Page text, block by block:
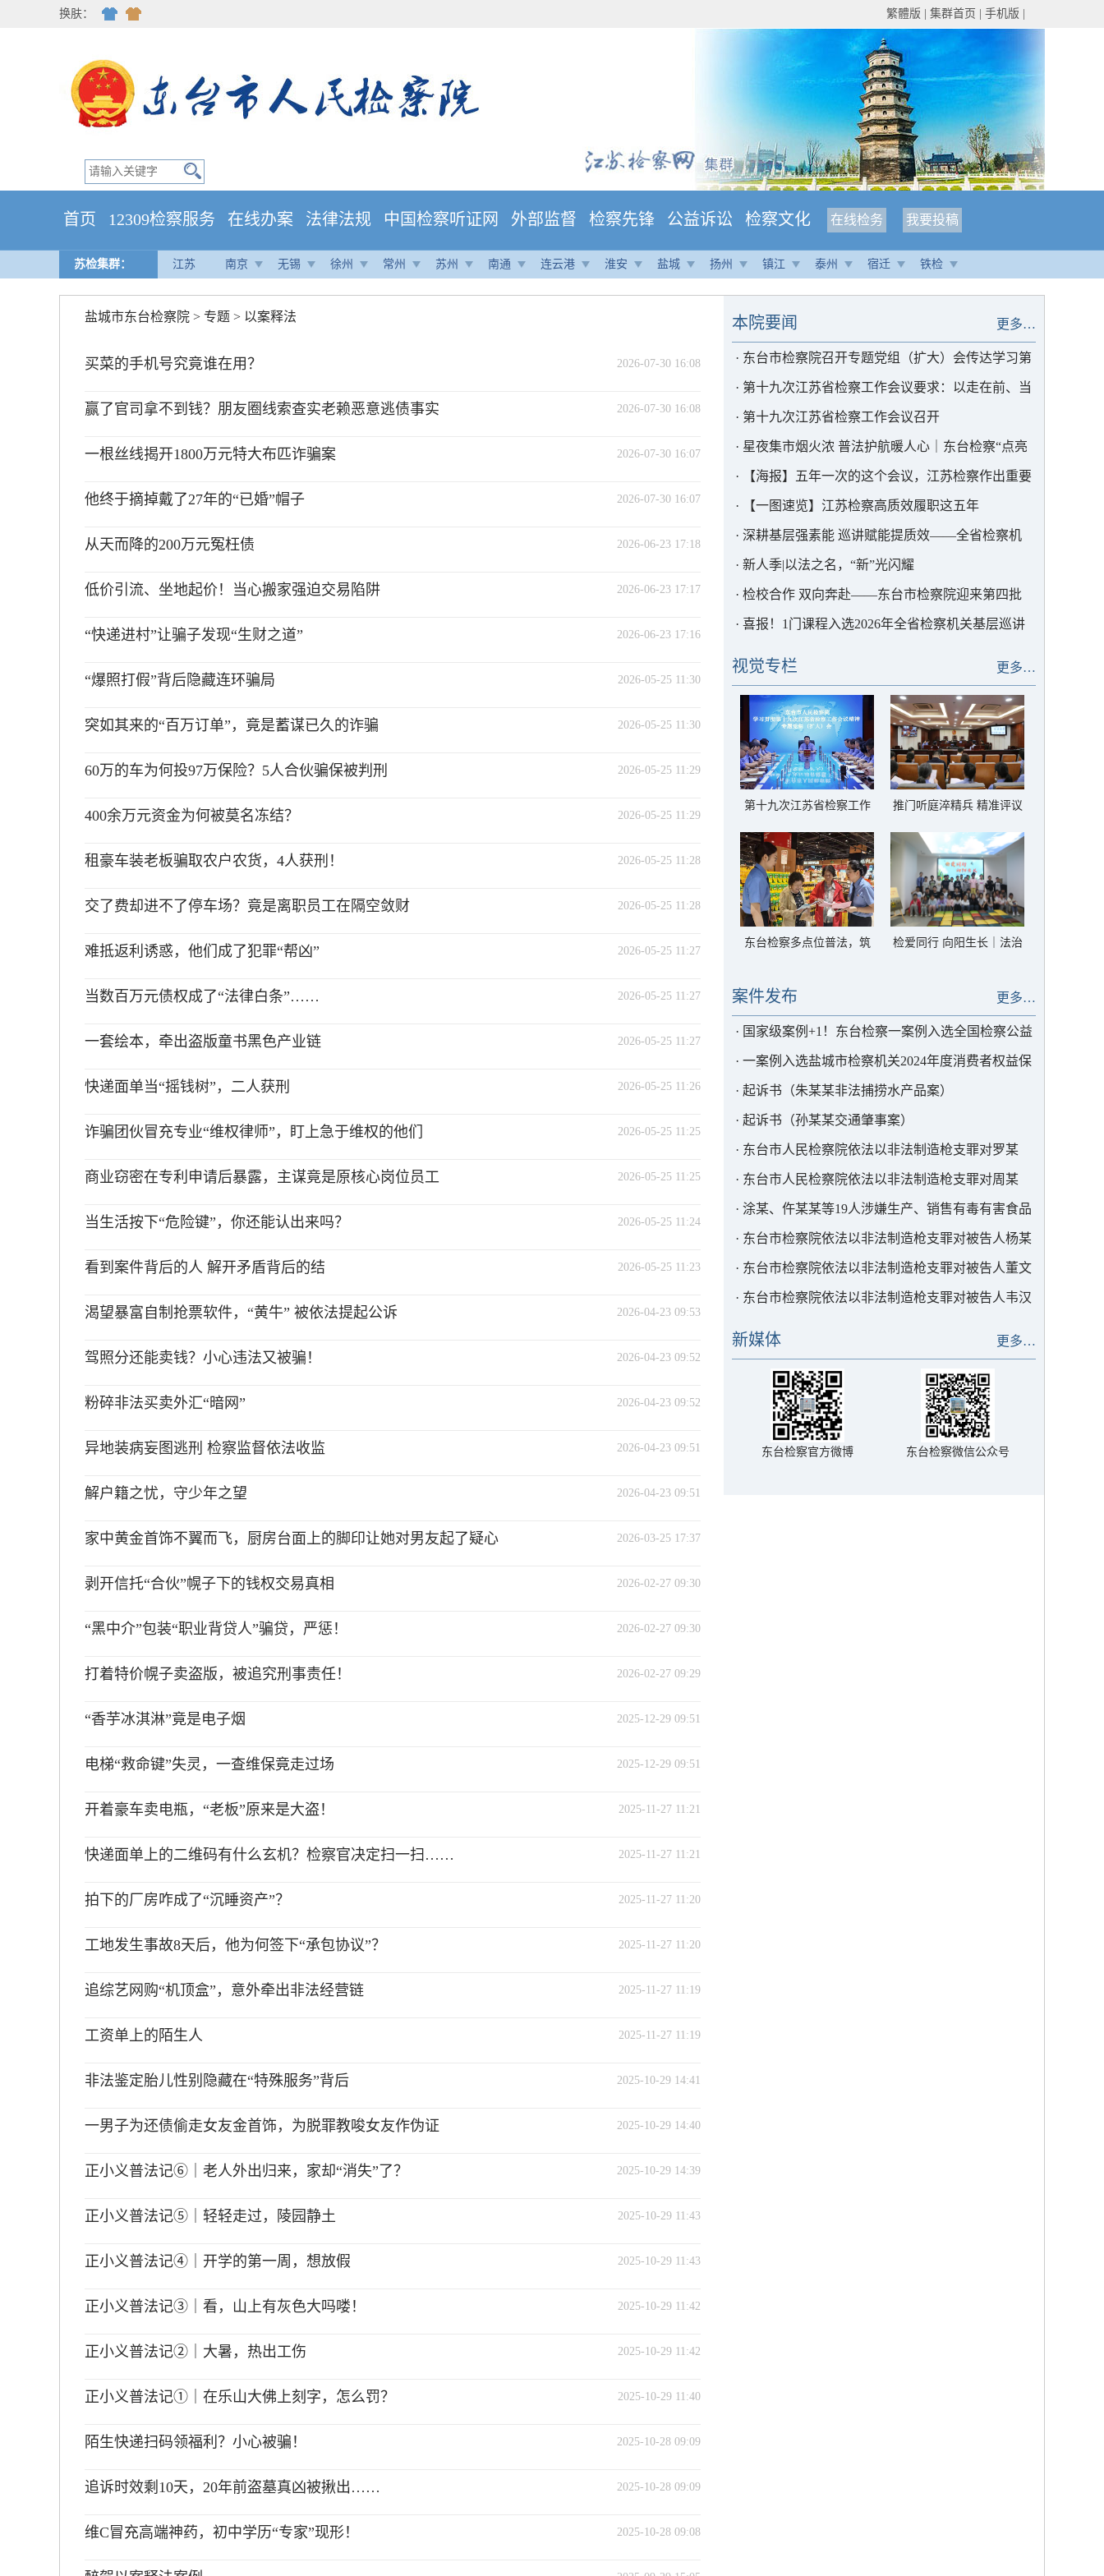
换肤： 繁體版 集群首页 手机版
首页 12309检察服务 在线办案 法律法规 中国检察听证网 外部监督 检察先锋 公益诉讼 检察文化 在线检务 我要投稿
苏检集群： 江苏 南京 无锡 徐州 常州 苏州 南通 连云港 淮安 盐城 扬州 镇江 泰州 宿迁 铁检
盐城市东台检察院 > 专题 > 以案释法
2026-07-30 16:08
买菜的手机号究竟谁在用？
2026-07-30 16:08
赢了官司拿不到钱？朋友圈线索查实老赖恶意逃债事实
2026-07-30 16:07
一根丝线揭开1800万元特大布匹诈骗案
2026-07-30 16:07
他终于摘掉戴了27年的“已婚”帽子
2026-06-23 17:18
从天而降的200万元冤枉债
2026-06-23 17:17
低价引流、坐地起价！当心搬家强迫交易陷阱
2026-06-23 17:16
“快递进村”让骗子发现“生财之道”
2026-05-25 11:30
“爆照打假”背后隐藏连环骗局
2026-05-25 11:30
突如其来的“百万订单”，竟是蓄谋已久的诈骗
2026-05-25 11:29
60万的车为何投97万保险？5人合伙骗保被判刑
2026-05-25 11:29
400余万元资金为何被莫名冻结？
2026-05-25 11:28
租豪车装老板骗取农户农货，4人获刑！
2026-05-25 11:28
交了费却进不了停车场？竟是离职员工在隔空敛财
2026-05-25 11:27
难抵返利诱惑，他们成了犯罪“帮凶”
2026-05-25 11:27
当数百万元债权成了“法律白条”……
2026-05-25 11:27
一套绘本，牵出盗版童书黑色产业链
2026-05-25 11:26
快递面单当“摇钱树”，二人获刑
2026-05-25 11:25
诈骗团伙冒充专业“维权律师”，盯上急于维权的他们
2026-05-25 11:25
商业窃密在专利申请后暴露，主谋竟是原核心岗位员工
2026-05-25 11:24
当生活按下“危险键”，你还能认出来吗？
2026-05-25 11:23
看到案件背后的人 解开矛盾背后的结
2026-04-23 09:53
渴望暴富自制抢票软件，“黄牛” 被依法提起公诉
2026-04-23 09:52
驾照分还能卖钱？小心违法又被骗！
2026-04-23 09:52
粉碎非法买卖外汇“暗网”
2026-04-23 09:51
异地装病妄图逃刑 检察监督依法收监
2026-04-23 09:51
解户籍之忧，守少年之望
2026-03-25 17:37
家中黄金首饰不翼而飞，厨房台面上的脚印让她对男友起了疑心
2026-02-27 09:30
剥开信托“合伙”幌子下的钱权交易真相
2026-02-27 09:30
“黑中介”包装“职业背贷人”骗贷，严惩！
2026-02-27 09:29
打着特价幌子卖盗版，被追究刑事责任！
2025-12-29 09:51
“香芋冰淇淋”竟是电子烟
2025-12-29 09:51
电梯“救命键”失灵，一查维保竟走过场
2025-11-27 11:21
开着豪车卖电瓶，“老板”原来是大盗！
2025-11-27 11:21
快递面单上的二维码有什么玄机？检察官决定扫一扫……
2025-11-27 11:20
拍下的厂房咋成了“沉睡资产”？
2025-11-27 11:20
工地发生事故8天后，他为何签下“承包协议”？
2025-11-27 11:19
追综艺网购“机顶盒”，意外牵出非法经营链
2025-11-27 11:19
工资单上的陌生人
2025-10-29 14:41
非法鉴定胎儿性别隐藏在“特殊服务”背后
2025-10-29 14:40
一男子为还债偷走女友金首饰，为脱罪教唆女友作伪证
2025-10-29 14:39
正小义普法记⑥｜老人外出归来，家却“消失”了？
2025-10-29 11:43
正小义普法记⑤｜轻轻走过，陵园静土
2025-10-29 11:43
正小义普法记④｜开学的第一周，想放假
2025-10-29 11:42
正小义普法记③｜看，山上有灰色大吗喽！
2025-10-29 11:42
正小义普法记②｜大暑，热出工伤
2025-10-29 11:40
正小义普法记①｜在乐山大佛上刻字，怎么罚？
2025-10-28 09:09
陌生快递扫码领福利？小心被骗！
2025-10-28 09:09
追诉时效剩10天，20年前盗墓真凶被揪出……
2025-10-28 09:08
维C冒充高端神药，初中学历“专家”现形！
更多…
本院要闻
· 东台市检察院召开专题党组（扩大）会传达学习第
十九次江苏省检察工作会议精神
· 第十九次江苏省检察工作会议要求：以走在前、当
表率的实干实绩为中国式现代化江苏新实践贡献更大
检察力量
· 第十九次江苏省检察工作会议召开
· 星夜集市烟火浓 普法护航暖人心｜东台检察“点亮
星夜”文明实践活动热闹开摊！
· 【海报】五年一次的这个会议，江苏检察作出重要
部署
· 【一图速览】江苏检察高质效履职这五年
· 深耕基层强素能 巡讲赋能提质效——全省检察机
关第五轮基层巡讲首站走进东台
· 新人季|以法之名，“新”光闪耀
· 检校合作 双向奔赴——东台市检察院迎来第四批
西南政法大学实习生
· 喜报！1门课程入选2026年全省检察机关基层巡讲
更多…
视觉专栏
第十九次江苏省检察工作
表率的实干实绩为中国式
现代化江苏新实践贡献更
大检察力量
推门听庭淬精兵 精准评议
庭评议组在东台开展听庭
评议活动
东台检察多点位普法，筑
检爱同行 向阳生长｜法治
更多…
案件发布
· 国家级案例+1！东台检察一案例入选全国检察公益
诉讼优秀案例
· 一案例入选盐城市检察机关2024年度消费者权益保
护典型案例
· 起诉书（朱某某非法捕捞水产品案）
· 起诉书（孙某某交通肇事案）
· 东台市人民检察院依法以非法制造枪支罪对罗某
某、杨某二人提起公诉
· 东台市人民检察院依法以非法制造枪支罪对周某
某、刘某某二人提起公诉
· 涂某、仵某某等19人涉嫌生产、销售有毒有害食品
案被提起公诉
· 东台市检察院依法以非法制造枪支罪对被告人杨某
某等10人提起公诉
· 东台市检察院依法以非法制造枪支罪对被告人董文
举提起公诉
· 东台市检察院依法以非法制造枪支罪对被告人韦汉
更多…
新媒体
东台检察官方微博 东台检察微信公众号